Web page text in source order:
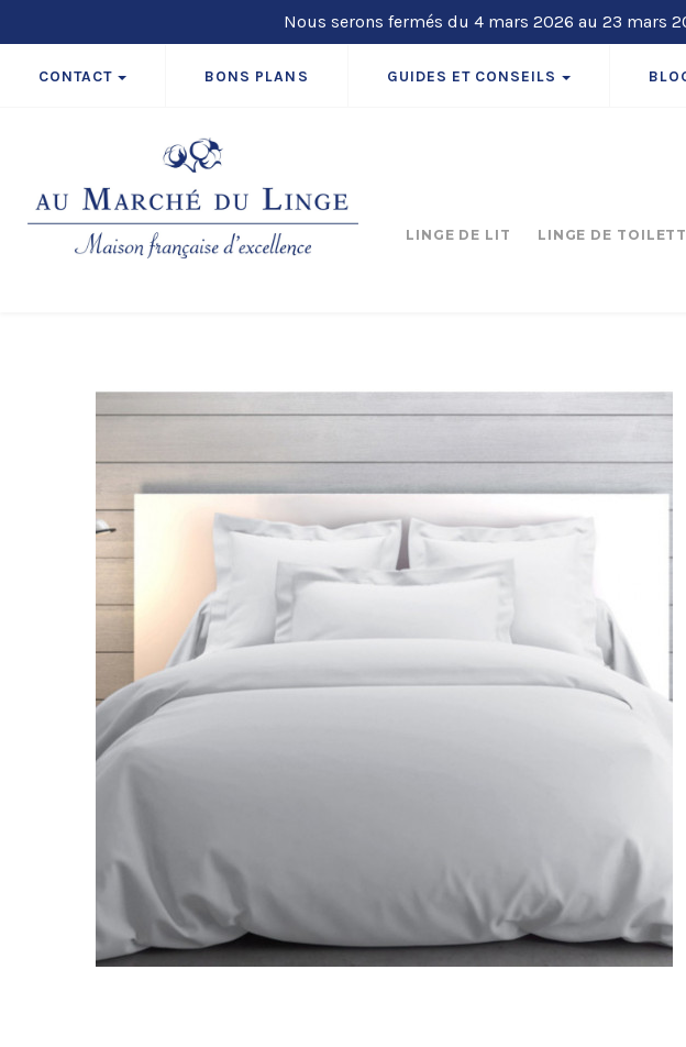
Nous serons fermés du 4 mars 2026 au 23 mars
CONTACT BONS PLANS GUIDES ET CONSEILS
LINGE DE LIT LINGE DE